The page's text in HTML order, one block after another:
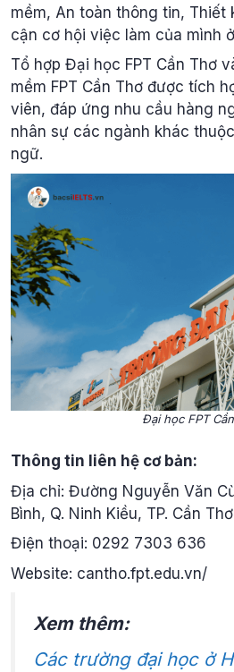
mềm, An toàn thông tin, Thiết
cận cơ hội việc làm của mình
Tổ hợp Đại học FPT Cần Thơ
mềm FPT Cần Thơ được tích
viên, đáp ứng nhu cầu hàng
nhân sự các ngành khác
ngữ.
Đại học FPT
Thông tin liên hệ cơ bản:
Địa chỉ: Đường Nguyễn Văn
Bình, Q. Ninh Kiều, TP. Cần Thơ
Điện thoại: 0292 7303 636
Website: cantho.fpt.edu.vn/
Xem thêm:
Các trường đại học ở